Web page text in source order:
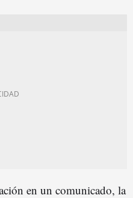
en un comunicado, la